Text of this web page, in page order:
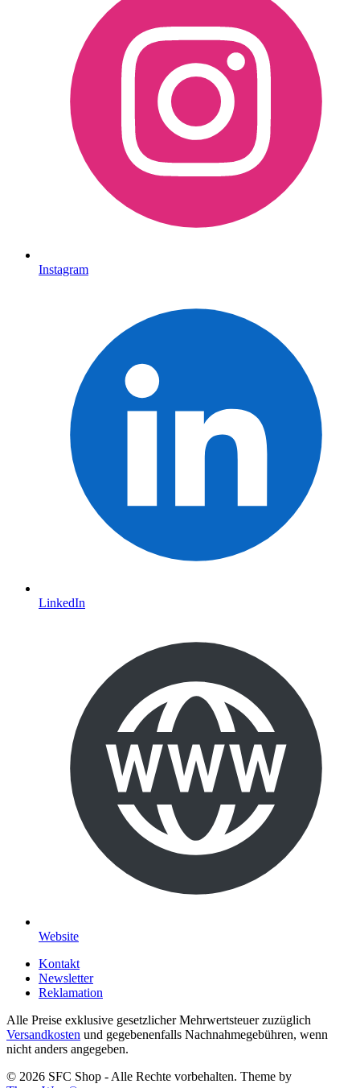
Instagram
LinkedIn
Website
Kontakt
Newsletter
Reklamation
Alle Preise exklusive gesetzlicher Mehrwertsteuer zuzüglich
Versandkosten und gegebenenfalls Nachnahmegebühren, wenn
nicht anders angegeben.
© 2026 SFC Shop - Alle Rechte vorbehalten. Theme by